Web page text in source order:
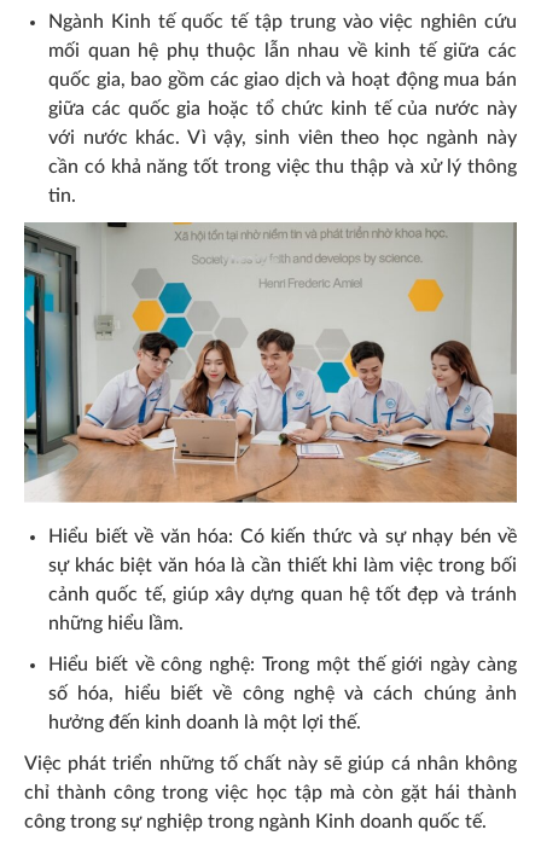
Ngành Kinh tế quốc tế tập trung vào việc nghiên cứu
mối quan hệ phụ thuộc lẫn nhau về kinh tế giữa các
quốc gia, bao gồm các giao dịch và hoạt động mua bán
giữa các quốc gia hoặc tổ chức kinh tế của nước này
với nước khác. Vì vậy, sinh viên theo học ngành này
cần có khả năng tốt trong việc thu thập và xử lý thông
tin.
Hiểu biết về văn hóa: Có kiến thức và sự nhạy bén về
sự khác biệt văn hóa là cần thiết khi làm việc trong bối
cảnh quốc tế, giúp xây dựng quan hệ tốt đẹp và tránh
những hiểu lầm.
Hiểu biết về công nghệ: Trong một thế giới ngày càng
số hóa, hiểu biết về công nghệ và cách chúng ảnh
hưởng đến kinh doanh là một lợi thế.
Việc phát triển những tố chất này sẽ giúp cá nhân không
chỉ thành công trong việc học tập mà còn gặt hái thành
công trong sự nghiệp trong ngành Kinh doanh quốc tế.